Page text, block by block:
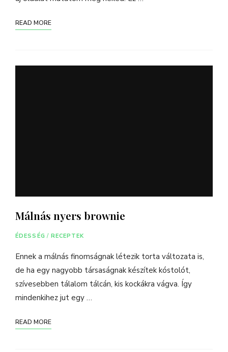
READ MORE
Málnás nyers brownie
ÉDESSÉG / RECEPTEK
Ennek a málnás finomságnak létezik torta változata is,
de ha egy nagyobb társaságnak készítek kóstolót,
szívesebben tálalom tálcán, kis kockákra vágva. Így
mindenkihez jut egy …
READ MORE